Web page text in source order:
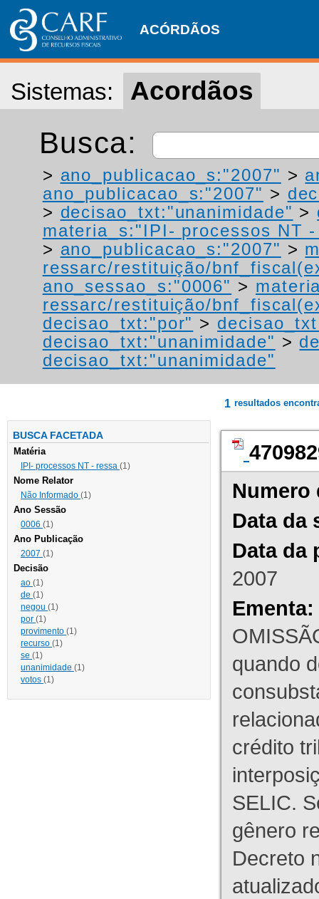
ACÓRDÃOS
Sistemas: Acordãos
Busca:
> ano_publicacao_s:"2007" >
ano_publicacao_s:"2007" >
> decisao_txt:"unanimidade" >
materia_s:"IPI- processos NT
> ano_publicacao_s:"2007" >
ressarc/restituição/
ano_sessao_s:"0006" >
ressarc/restituição/
decisao_txt:"por" >
decisao_txt:"unanimidade" >
decisao_txt:"unanimidade"
BUSCA FACETADA
Matéria
IPI- processos NT - ressa (1)
Nome Relator
Não Informado (1)
Ano Sessão
0006 (1)
Ano Publicação
2007 (1)
Decisão
ao (1)
de (1)
negou (1)
por (1)
provimento (1)
recurso (1)
se (1)
unanimidade (1)
votos (1)
1 resultados
Numero
Data da
Data da
2007
Ementa:
quando
crédito
SELIC.
gênero
Decreto